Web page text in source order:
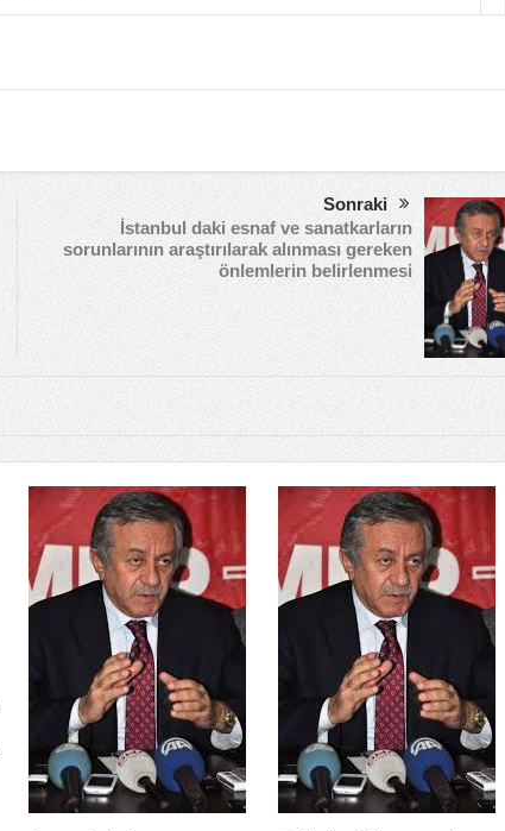
Sonraki
İstanbul daki esnaf ve sanatkarların
sorunlarının araştırılarak alınması gereken
önlemlerin belirlenmesi